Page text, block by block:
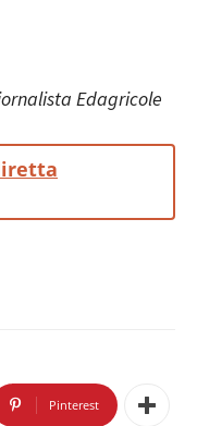
Edagricole
Pinterest